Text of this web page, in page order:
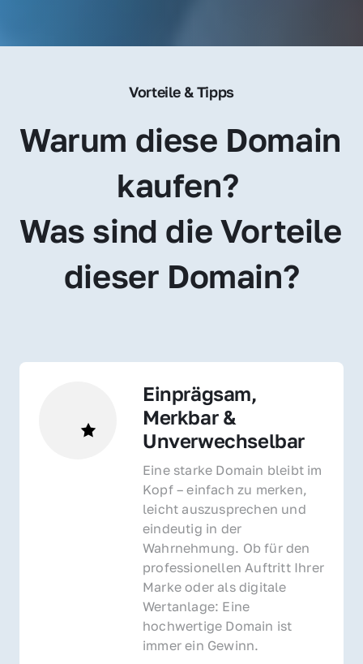
Vorteile & Tipps
Warum diese Domain
kaufen?
Was sind die Vorteile
dieser Domain?
Einprägsam,
Merkbar &
Unverwechselbar
Eine starke Domain bleibt im
Kopf – einfach zu merken,
leicht auszusprechen und
eindeutig in der
Wahrnehmung. Ob für den
professionellen Auftritt Ihrer
Marke oder als digitale
Wertanlage: Eine
hochwertige Domain ist
immer ein Gewinn.